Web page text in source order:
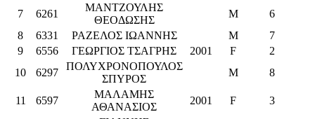
7 6261
ΜΑΝΤΖΟΥΛΗΣ
ΘΕΟΔΩΣΗΣ
M
6
8
6331 ΡΑΖΕΛΟΣ ΙΩΑΝΝΗΣ M
7
9
6556 ΓΕΩΡΓΙΟΣ ΤΣΑΓΡΗΣ 2001 F
2
10
6297
ΠΟΛΥΧΡΟΝΟΠΟΥΛΟΣ
ΣΠΥΡΟΣ
M 8
11 6597
ΜΑΛΑΜΗΣ
ΑΘΑΝΑΣΙΟΣ
2001 F 3